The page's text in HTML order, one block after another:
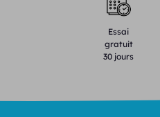
Essai
gratuit
30 jours